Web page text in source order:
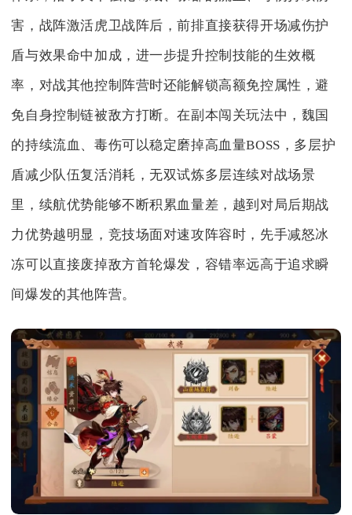
害，战阵激活虎卫战阵后，前排直接获得开场减伤护
盾与效果命中加成，进一步提升控制技能的生效概
率，对战其他控制阵营时还能解锁高额免控属性，避
免自身控制链被敌方打断。在副本闯关玩法中，魏国
的持续流血、毒伤可以稳定磨掉高血量BOSS，多层护
盾减少队伍复活消耗，无双试炼多层连续对战场景
里，续航优势能够不断积累血量差，越到对局后期战
力优势越明显，竞技场面对速攻阵容时，先手减怒冰
冻可以直接废掉敌方首轮爆发，容错率远高于追求瞬
间爆发的其他阵营。